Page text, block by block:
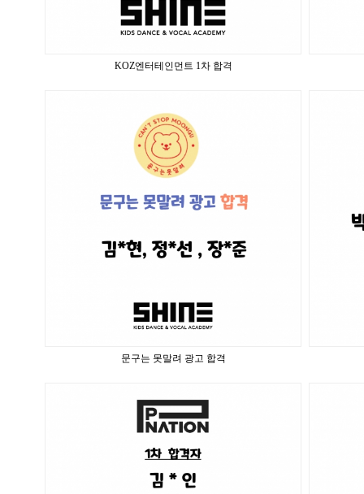
KOZ엔터테인먼트 1차 합격
문구는 못말려 광고 합격